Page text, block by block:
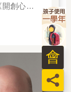
創心態》
員
會